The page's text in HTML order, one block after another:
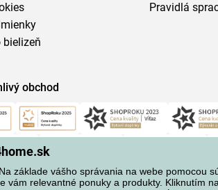
základe vášho správania na webe pomocou
vám relevantné ponuky a produkty. Kliknutím
Pravidlá
obchod